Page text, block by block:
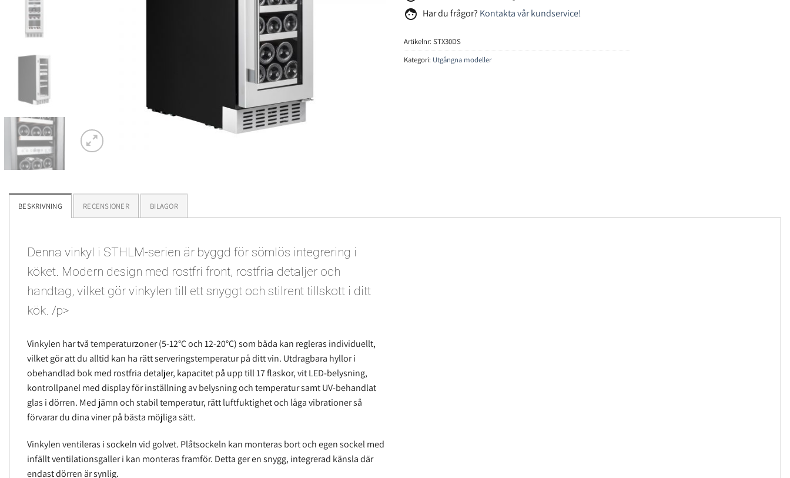
face Har du frågor? Kontakta vår kundservice!
Artikelnr:STX30DS
Kategori: Utgångna modeller
BESKRIVNING RECENSIONER BILAGOR
Denna vinkyl i STHLM-serien är byggd för sömlös integrering i
köket. Modern design med rostfri front, rostfria detaljer och
handtag, vilket gör vinkylen till ett snyggt och stilrent tillskott i ditt
kök. /p>
Vinkylen har två temperaturzoner (5-12°C och 12-20°C) som båda kan regleras individuellt,
vilket gör att du alltid kan ha rätt serveringstemperatur på ditt vin. Utdragbara hyllor i
obehandlad bok med rostfria detaljer, kapacitet på upp till 17 flaskor, vit LED-belysning,
kontrollpanel med display för inställning av belysning och temperatur samt UV-behandlat
glas i dörren. Med jämn och stabil temperatur, rätt luftfuktighet och låga vibrationer så
förvarar du dina viner på bästa möjliga sätt.
Vinkylen ventileras i sockeln vid golvet. Plåtsockeln kan monteras bort och egen sockel med
infällt ventilationsgaller i kan monteras framför. Detta ger en snygg, integrerad känsla där
endast dörren är synlig.